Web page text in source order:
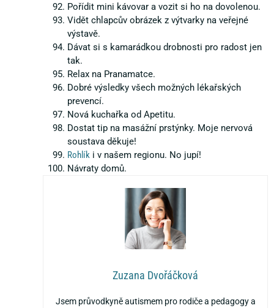
Pořídit mini kávovar a vozit si ho na dovolenou.
Vidět chlapcův obrázek z výtvarky na veřejné
výstavě.
Dávat si s kamarádkou drobnosti pro radost jen
tak.
Relax na Pranamatce.
Dobré výsledky všech možných lékařských
prevencí.
Nová kuchařka od Apetitu.
Dostat tip na masážní prstýnky. Moje nervová
soustava děkuje!
Rohlík i v našem regionu. No jupí!
Návraty domů.
Zuzana Dvořáčková
Jsem průvodkyně autismem pro rodiče a pedagogy a